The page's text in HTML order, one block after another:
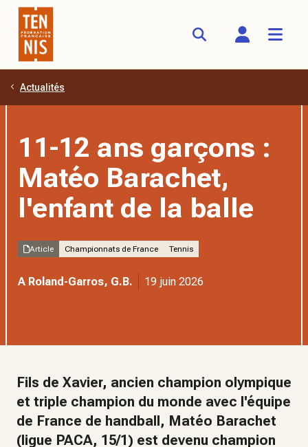
Aller au contenu principal
Actualités
11-12 ans garçons :
Matéo Barachet,
l'enfant de la balle
Article Championnats de France Tennis
A Roland-Garros, G.B. 19 juin 2026
Fils de Xavier, ancien champion olympique
et triple champion du monde avec l'équipe
de France de handball, Matéo Barachet
(ligue PACA, 15/1) est devenu champion